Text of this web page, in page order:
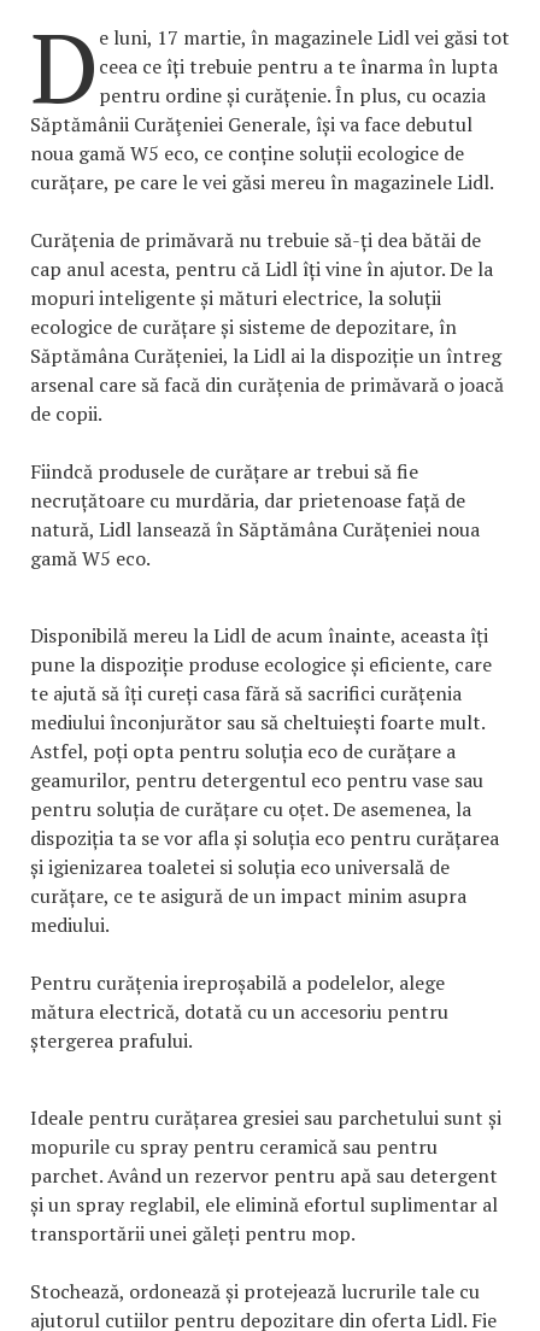
D e luni, 17 martie, în magazinele Lidl vei găsi tot
ceea ce îți trebuie pentru a te înarma în lupta
pentru ordine și curățenie. În plus, cu ocazia
Săptămânii Curăţeniei Generale, își va face debutul
noua gamă W5 eco, ce conține soluții ecologice de
curățare, pe care le vei găsi mereu în magazinele Lidl.
Curățenia de primăvară nu trebuie să-ți dea bătăi de
cap anul acesta, pentru că Lidl îți vine în ajutor. De la
mopuri inteligente și mături electrice, la soluții
ecologice de curățare și sisteme de depozitare, în
Săptămâna Curățeniei, la Lidl ai la dispoziție un întreg
arsenal care să facă din curățenia de primăvară o joacă
de copii.
Fiindcă produsele de curățare ar trebui să fie
necruțătoare cu murdăria, dar prietenoase față de
natură, Lidl lansează în Săptămâna Curățeniei noua
gamă W5 eco.
Disponibilă mereu la Lidl de acum înainte, aceasta îți
pune la dispoziție produse ecologice și eficiente, care
te ajută să îți cureți casa fără să sacrifici curățenia
mediului înconjurător sau să cheltuiești foarte mult.
Astfel, poți opta pentru soluția eco de curățare a
geamurilor, pentru detergentul eco pentru vase sau
pentru soluția de curățare cu oțet. De asemenea, la
dispoziția ta se vor afla și soluția eco pentru curățarea
și igienizarea toaletei si soluția eco universală de
curățare, ce te asigură de un impact minim asupra
mediului.
Pentru curățenia ireproșabilă a podelelor, alege
mătura electrică, dotată cu un accesoriu pentru
ștergerea prafului.
Ideale pentru curățarea gresiei sau parchetului sunt și
mopurile cu spray pentru ceramică sau pentru
parchet. Având un rezervor pentru apă sau detergent
și un spray reglabil, ele elimină efortul suplimentar al
transportării unei găleți pentru mop.
Stochează, ordonează și protejează lucrurile tale cu
ajutorul cutiilor pentru depozitare din oferta Lidl. Fie